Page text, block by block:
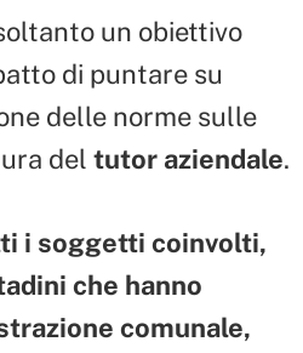
un obiettivo
di puntare su
delle norme sulle
del tutor aziendale.
i soggetti coinvolti,
che hanno
comunale,